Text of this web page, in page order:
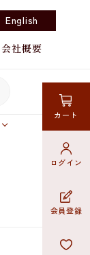
English
会社概要
カート
ログイン
会員登録